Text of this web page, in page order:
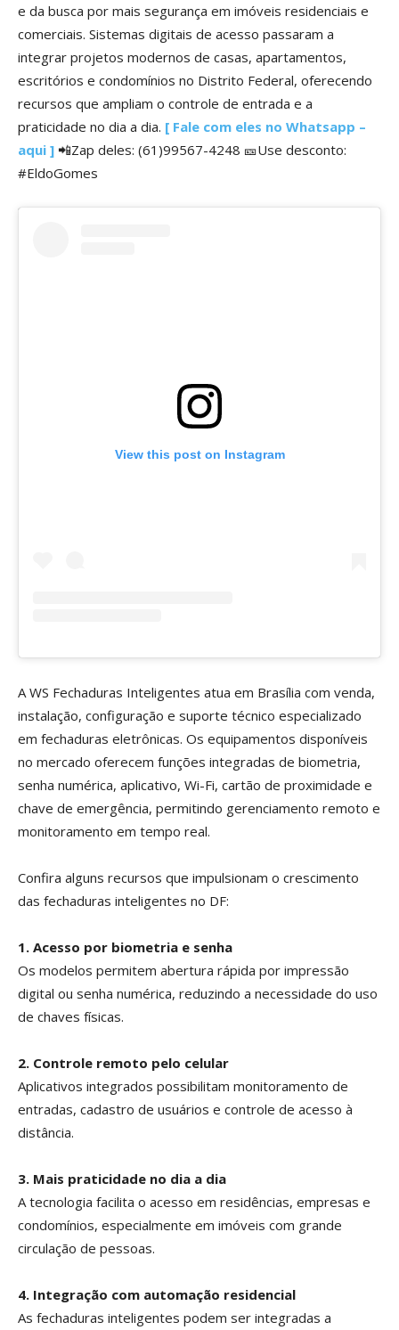
e da busca por mais segurança em imóveis residenciais e
comerciais. Sistemas digitais de acesso passaram a
integrar projetos modernos de casas, apartamentos,
escritórios e condomínios no Distrito Federal, oferecendo
recursos que ampliam o controle de entrada e a
praticidade no dia a dia. [ Fale com eles no Whatsapp –
aqui ] 📲Zap deles: (61)99567-4248 🎫Use desconto:
#EldoGomes
View this post on Instagram
A WS Fechaduras Inteligentes atua em Brasília com venda,
instalação, configuração e suporte técnico especializado
em fechaduras eletrônicas. Os equipamentos disponíveis
no mercado oferecem funções integradas de biometria,
senha numérica, aplicativo, Wi-Fi, cartão de proximidade e
chave de emergência, permitindo gerenciamento remoto e
monitoramento em tempo real.
Confira alguns recursos que impulsionam o crescimento
das fechaduras inteligentes no DF:
1. Acesso por biometria e senha
Os modelos permitem abertura rápida por impressão
digital ou senha numérica, reduzindo a necessidade do uso
de chaves físicas.
2. Controle remoto pelo celular
Aplicativos integrados possibilitam monitoramento de
entradas, cadastro de usuários e controle de acesso à
distância.
3. Mais praticidade no dia a dia
A tecnologia facilita o acesso em residências, empresas e
condomínios, especialmente em imóveis com grande
circulação de pessoas.
4. Integração com automação residencial
As fechaduras inteligentes podem ser integradas a